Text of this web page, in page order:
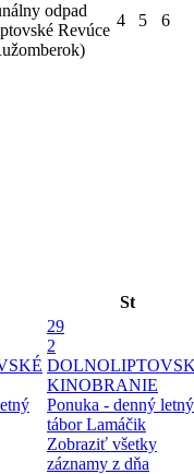
odpad
Revúce
4 5 6
St
29
2
KINOBRANIE
Ponuka - denný letný
tábor Lamáčik
Zobraziť všetky
záznamy z dňa